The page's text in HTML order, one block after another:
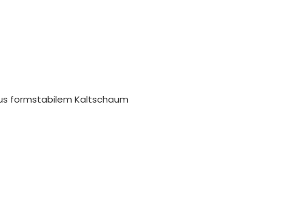
formstabilem Kaltschaum